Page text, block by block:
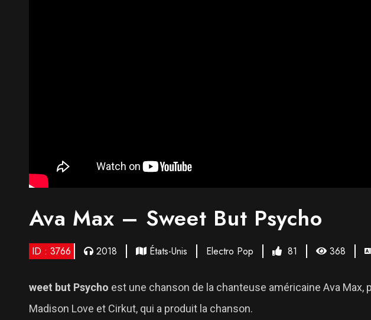
Ava Max – Sweet But Psycho
ID : 3766 2018 États-Unis Electro Pop 81 368
weet but Psycho est une chanson de la chanteuse américaine Ava
Madison Love et Cirkut, qui a produit la chanson.